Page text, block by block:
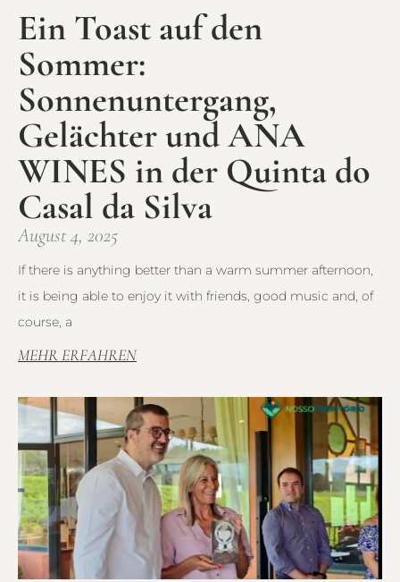
Ein Toast auf den
Sommer:
Sonnenuntergang,
Gelächter und ANA
WINES in der Quinta do
Casal da Silva
August 4, 2025
If there is anything better than a warm summer afternoon,
it is being able to enjoy it with friends, good music and, of
course, a
MEHR ERFAHREN